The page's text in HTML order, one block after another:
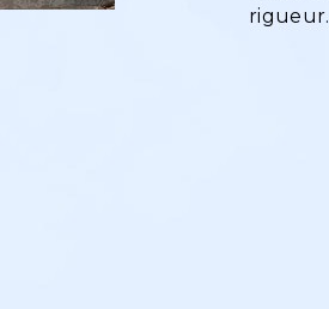
rigueur.